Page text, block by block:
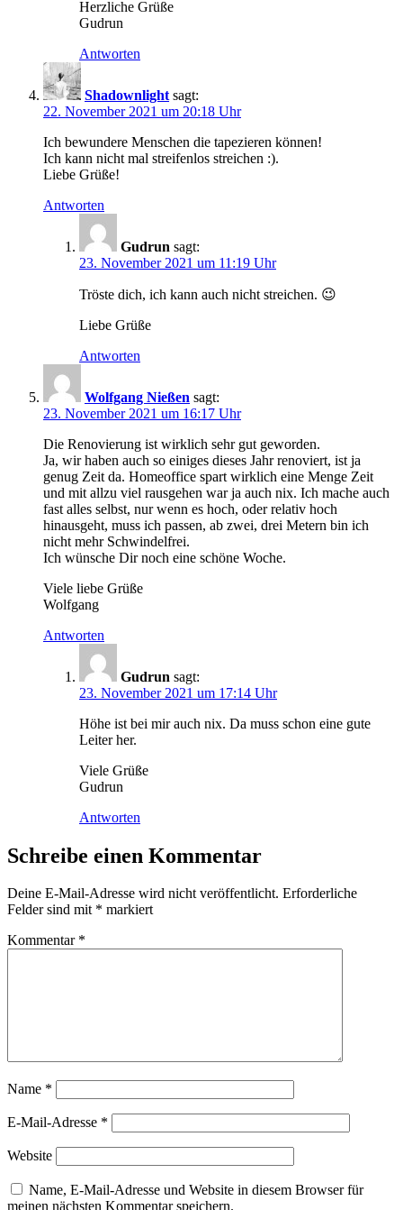
Herzliche Grüße
Gudrun
Antworten
Shadownlight sagt:
22. November 2021 um 20:18 Uhr
Ich bewundere Menschen die tapezieren können!
Ich kann nicht mal streifenlos streichen :).
Liebe Grüße!
Antworten
Gudrun sagt:
23. November 2021 um 11:19 Uhr
Tröste dich, ich kann auch nicht streichen. 😉
Liebe Grüße
Antworten
Wolfgang Nießen sagt:
23. November 2021 um 16:17 Uhr
Die Renovierung ist wirklich sehr gut geworden.
Ja, wir haben auch so einiges dieses Jahr renoviert, ist ja
genug Zeit da. Homeoffice spart wirklich eine Menge Zeit
und mit allzu viel rausgehen war ja auch nix. Ich mache auch
fast alles selbst, nur wenn es hoch, oder relativ hoch
hinausgeht, muss ich passen, ab zwei, drei Metern bin ich
nicht mehr Schwindelfrei.
Ich wünsche Dir noch eine schöne Woche.
Viele liebe Grüße
Wolfgang
Antworten
Gudrun sagt:
23. November 2021 um 17:14 Uhr
Höhe ist bei mir auch nix. Da muss schon eine gute
Leiter her.
Viele Grüße
Gudrun
Antworten
Schreibe einen Kommentar
Deine E-Mail-Adresse wird nicht veröffentlicht. Erforderliche
Felder sind mit * markiert
Kommentar *
Name *
E-Mail-Adresse *
Website
Name, E-Mail-Adresse und Website in diesem Browser für
meinen nächsten Kommentar speichern.